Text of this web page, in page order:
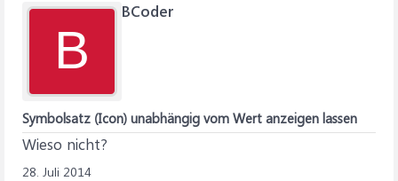
B
BCoder
Symbolsatz (Icon) unabhängig vom Wert anzeigen lassen
Wieso nicht?
28. Juli 2014